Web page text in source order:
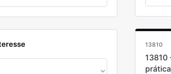
13810
13810